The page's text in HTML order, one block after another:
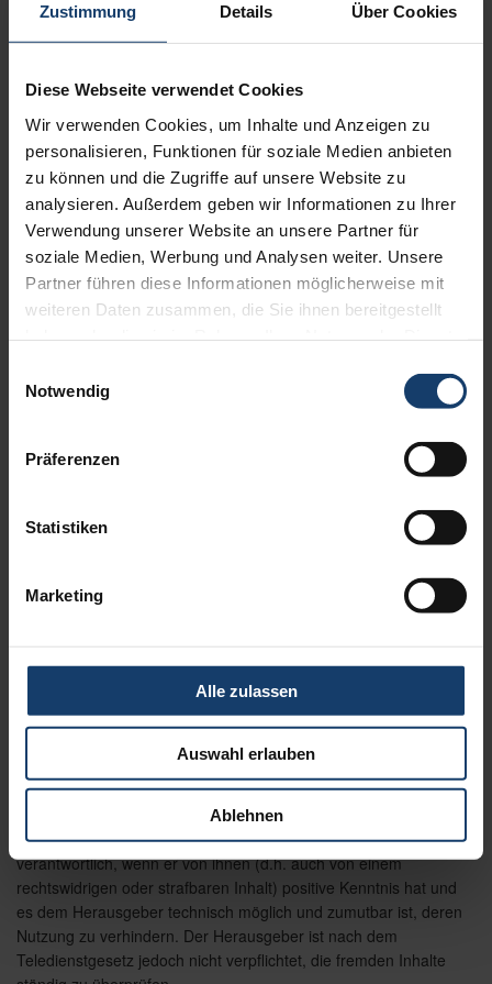
Zustimmung Details Über Cookies
Diese Webseite verwendet Cookies
Wir verwenden Cookies, um Inhalte und Anzeigen zu
personalisieren, Funktionen für soziale Medien anbieten
zu können und die Zugriffe auf unsere Website zu
analysieren. Außerdem geben wir Informationen zu Ihrer
Verwendung unserer Website an unsere Partner für
soziale Medien, Werbung und Analysen weiter. Unsere
Partner führen diese Informationen möglicherweise mit
weiteren Daten zusammen, die Sie ihnen bereitgestellt
Notwendig
Präferenzen
Statistiken
Marketing
Alle zulassen
Auswahl erlauben
Ablehnen
Fax 02131 - 75 74 120
info@salzburger-klein.de
Verantwortlicher-Website: Peter Röttgen
Unternehmensgegenstand: Handel von Sonnenschutzprodukten
Geschäftsführer: Peter Röttgen
Handelsregister-Nr.: HRA 4774
Ust-Identifikationsnummer: DE29 895 19 37
Realisation
© 2023
Alle Rechte vorbehalten. Die auf der Website verwendeten Texte,
anderen Gesetzen zum Schutz des geistigen Eigentums. Ihre
Weitergabe, Veränderung, gewerbliche Nutzung oder
Hinweis gemäß Teledienstgesetz
Links verweist, tragen die jeweiligen Anbieter die Verantwortung.
Der Herausgeber ist für den Inhalt solcher Sites Dritter nicht
verantwortlich. Des weiteren kann die Website des Herausgebers
ohne dessen Wissen von anderen Websites mittels so genannter
Links angelinkt werden. Der Herausgeber übernimmt keine
Verantwortung für Darstellungen, Inhalt oder irgendeine
Verbindung zur Parteigliederung des Herausgebers in Websites
Dritter. Für fremde Inhalte ist der Herausgeber nur dann
verantwortlich, wenn er von ihnen (d.h. auch von einem
rechtswidrigen oder strafbaren Inhalt) positive Kenntnis hat und
es dem Herausgeber technisch möglich und zumutbar ist, deren
Nutzung zu verhindern. Der Herausgeber ist nach dem
Teledienstgesetz jedoch nicht verpflichtet, die fremden Inhalte